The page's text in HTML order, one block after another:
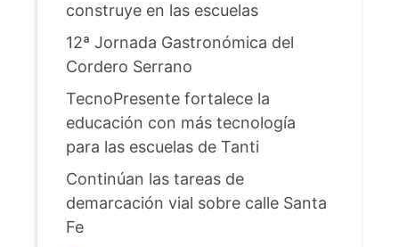
construye en las escuelas
12ª Jornada Gastronómica del
Cordero Serrano
TecnoPresente fortalece la
educación con más tecnología
para las escuelas de Tanti
Continúan las tareas de
demarcación vial sobre calle Santa
Fe